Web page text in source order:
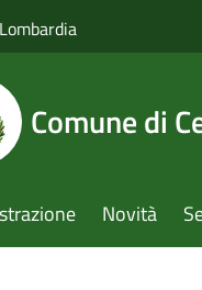
Comune di
Novità